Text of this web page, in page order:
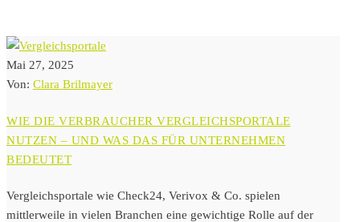
Mai 27, 2025
Von: Clara Brilmayer
WIE DIE VERBRAUCHER VERGLEICHSPORTALE
NUTZEN – UND WAS DAS FÜR UNTERNEHMEN
BEDEUTET
Vergleichsportale wie Check24, Verivox & Co. spielen
mittlerweile in vielen Branchen eine gewichtige Rolle auf der